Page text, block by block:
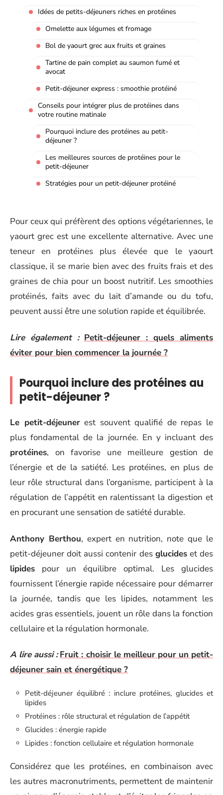
Idées de petits-déjeuners riches en protéines
Omelette aux légumes et fromage
Bol de yaourt grec aux fruits et graines
Tartine de pain complet au saumon fumé et
avocat
Petit-déjeuner express : smoothie protéiné
Conseils pour intégrer plus de protéines dans
votre routine matinale
Pourquoi inclure des protéines au petit-
déjeuner ?
Les meilleures sources de protéines pour le
petit-déjeuner
Stratégies pour un petit-déjeuner protéiné
Pour ceux qui préfèrent des options végétariennes, le
yaourt grec est une excellente alternative. Avec une
teneur en protéines plus élevée que le yaourt
classique, il se marie bien avec des fruits frais et des
graines de chia pour un boost nutritif. Les smoothies
protéinés, faits avec du lait d’amande ou du tofu,
peuvent aussi être une solution rapide et équilibrée.
Lire également : Petit-déjeuner : quels aliments
éviter pour bien commencer la journée ?
Pourquoi inclure des protéines au
petit-déjeuner ?
Le petit-déjeunerest souvent qualifié de repas le
plus fondamental de la journée. En y incluant des
protéines, on favorise une meilleure gestion de
l’énergie et de la satiété. Les protéines, en plus de
leur rôle structural dans l’organisme, participent à la
régulation de l’appétit en ralentissant la digestion et
en procurant une sensation de satiété durable.
Anthony Berthou, expert en nutrition, note que le
petit-déjeuner doit aussi contenir des glucideset des
lipides pour un équilibre optimal. Les glucides
fournissent l’énergie rapide nécessaire pour démarrer
la journée, tandis que les lipides, notamment les
acides gras essentiels, jouent un rôle dans la fonction
cellulaire et la régulation hormonale.
A lire aussi : Fruit : choisir le meilleur pour un petit-
déjeuner sain et énergétique ?
Petit-déjeuner équilibré : inclure protéines, glucides et
lipides
Protéines : rôle structural et régulation de l’appétit
Glucides : énergie rapide
Lipides : fonction cellulaire et régulation hormonale
Considérez que les protéines, en combinaison avec
les autres macronutriments, permettent de maintenir